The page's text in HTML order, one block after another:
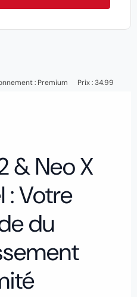
: Premium Prix : 34.99
& Neo X
: Votre
du